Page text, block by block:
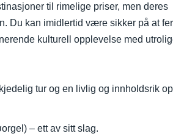
til rimelige priser, men deres
Du kan imidlertid være sikker på at
kulturell opplevelse med
tur og en livlig og innholdsrik
– ett av sitt slag.